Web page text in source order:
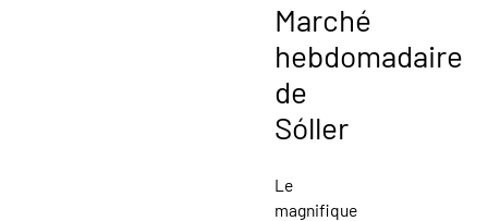
Marché
hebdomadaire
de
Sóller
Le
magnifique